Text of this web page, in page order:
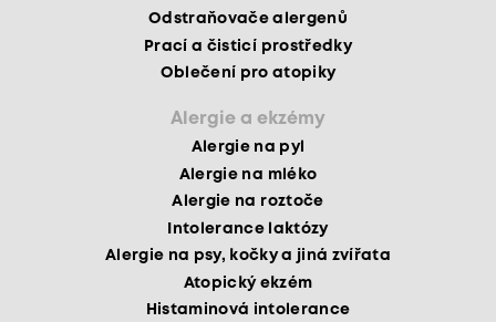
Odstraňovače alergenů
Prací a čisticí prostředky
Oblečení pro atopiky
Alergie a ekzémy
Alergie na pyl
Alergie na mléko
Alergie na roztoče
Intolerance laktózy
Alergie na psy, kočky a jiná zvířata
Atopický ekzém
Histaminová intolerance